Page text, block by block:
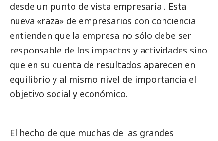
desde un punto de vista empresarial. Esta
nueva «raza» de empresarios con conciencia
entienden que la empresa no sólo debe ser
responsable de los impactos y actividades sino
que en su cuenta de resultados aparecen en
equilibrio y al mismo nivel de importancia el
objetivo social y económico.
El hecho de que muchas de las grandes